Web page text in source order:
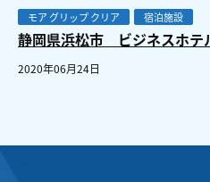
モア グリップ クリア 宿泊施設
静岡県浜松市 ビジネスホテ
2020年06月24日